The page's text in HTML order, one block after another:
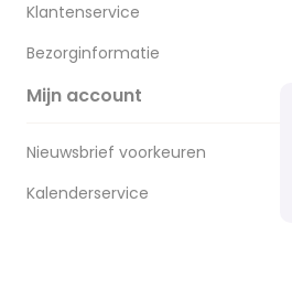
Klantenservice
Bezorginformatie
Mijn account
Nieuwsbrief voorkeuren
Kalenderservice